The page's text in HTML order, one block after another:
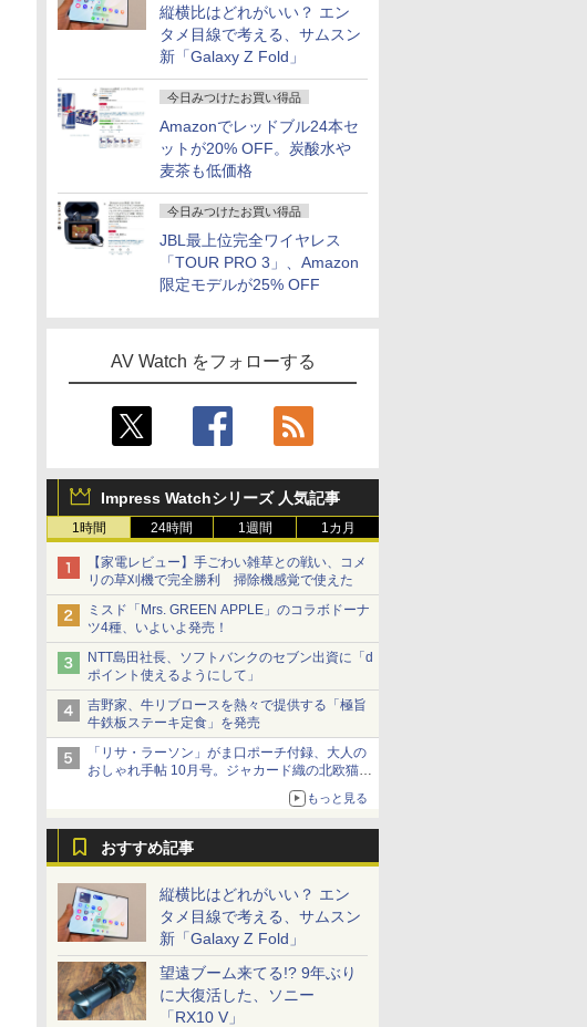
縦横比はどれがいい？ エン
タメ目線で考える、サムスン
新「Galaxy Z Fold」
今日みつけたお買い得品
Amazonでレッドブル24本セ
ットが20% OFF。炭酸水や
麦茶も低価格
今日みつけたお買い得品
JBL最上位完全ワイヤレス
「TOUR PRO 3」、Amazon
限定モデルが25% OFF
AV Watch をフォローする
Impress Watchシリーズ 人気記事
1時間 24時間 1週間 1カ月
【家電レビュー】手ごわい雑草との戦い、コメ
リの草刈機で完全勝利 掃除機感覚で使えた
ミスド「Mrs. GREEN APPLE」のコラボドーナ
ツ4種、いよいよ発売！
NTT島田社長、ソフトバンクのセブン出資に「d
ポイント使えるようにして」
吉野家、牛リブロースを熱々で提供する「極旨
牛鉄板ステーキ定食」を発売
「リサ・ラーソン」がま口ポーチ付録、大人の
おしゃれ手帖 10月号。ジャカード織の北欧猫デ
もっと見る
おすすめ記事
縦横比はどれがいい？ エン
タメ目線で考える、サムスン
新「Galaxy Z Fold」
望遠ブーム来てる!? 9年ぶり
に大復活した、ソニー
「RX10 V」